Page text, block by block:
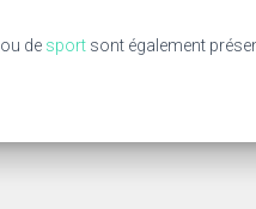
ou de sport sont également